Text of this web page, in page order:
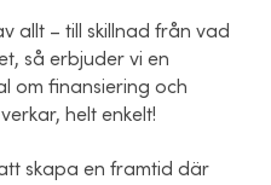
allt – till skillnad från vad
så erbjuder vi en
om finansiering och
helt enkelt!
skapa en framtid där